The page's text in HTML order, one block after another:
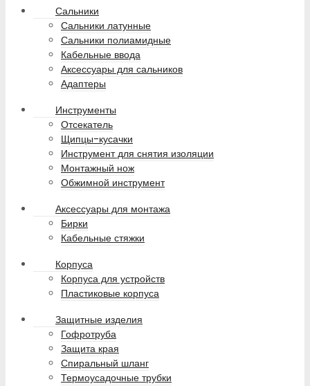
Сальники
Сальники латунные
Сальники полиамидные
Кабельные ввода
Аксессуары для сальников
Адаптеры
Инструменты
Отсекатель
Щипцы-кусачки
Инструмент для снятия изоляции
Монтажный нож
Обжимной инструмент
Аксессуары для монтажа
Бирки
Кабельные стяжки
Корпуса
Корпуса для устройств
Пластиковые корпуса
Защитные изделия
Гофротруба
Защита края
Спиральный шланг
Термоусадочные трубки